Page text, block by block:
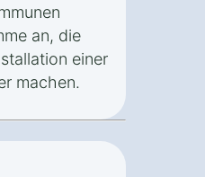
an, die
einer
machen.